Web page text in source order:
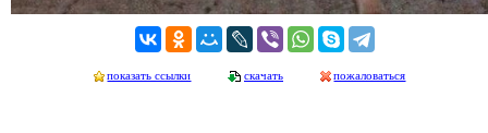
показать ссылки скачать пожаловаться